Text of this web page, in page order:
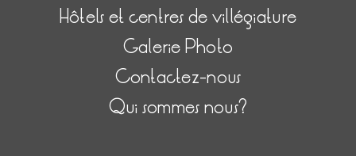
Hôtels et centres de villégiature
Galerie Photo
Contactez-nous
Qui sommes nous?